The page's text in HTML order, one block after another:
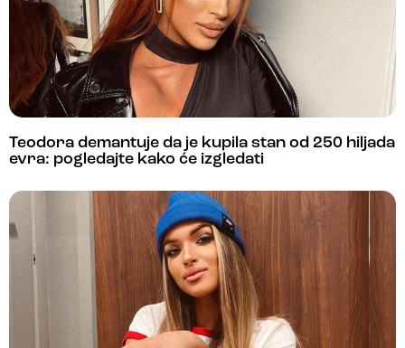
Teodora demantuje da je kupila stan od 250 hiljada
evra: pogledajte kako će izgledati